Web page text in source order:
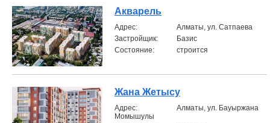
Акварель
Aдрес:
Алматы, ул. Сатпаева
Застройщик:
Базис
Состояние:
строится
Жана Жетысу
Aдрес:
Алматы, ул. Бауыржана
Момышулы